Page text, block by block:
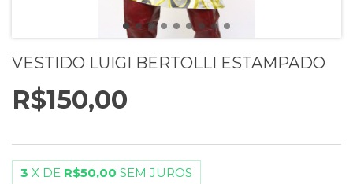
VESTIDO LUIGI BERTOLLI ESTAMPADO
R$150,00
3 X DE R$50,00 SEM JUROS